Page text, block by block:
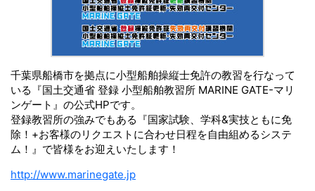
千葉県船橋市を拠点に小型船舶操縦士免許の教習を行なって
いる『国土交通省 登録 小型船舶教習所 MARINE GATE-マリ
ンゲート』の公式HPです。
登録教習所の強みでもある『国家試験、学科&実技ともに免
除！+お客様のリクエストに合わせ日程を自由組めるシステ
ム！』で皆様をお迎えいたします！
http://www.marinegate.jp